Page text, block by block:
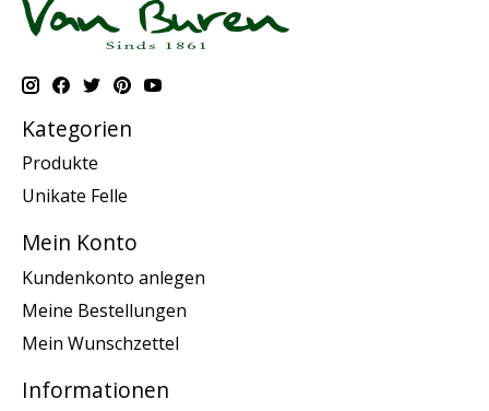
Kategorien
Produkte
Unikate Felle
Mein Konto
Kundenkonto anlegen
Meine Bestellungen
Mein Wunschzettel
Informationen